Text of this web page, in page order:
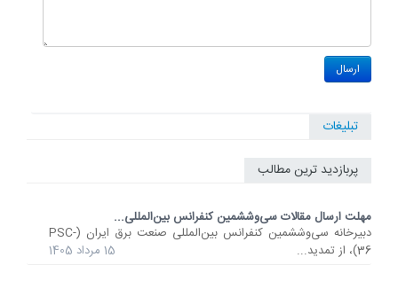
تبلیغات
پربازدید ترین مطالب
مهلت ارسال مقالات سی‌وششمین کنفرانس بین‌المللی...
دبیرخانه سی‌وششمین کنفرانس بین‌المللی صنعت برق ایران (PSC-
36)، از تمدید...
15 مرداد 1405